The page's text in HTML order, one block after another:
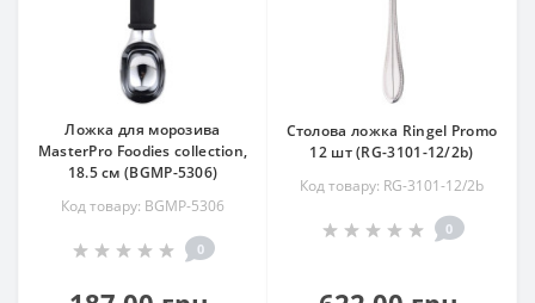
Ложка для морозива
MasterPro Foodies collection,
18.5 см (BGMP-5306)
Код товару: BGMP-5306
0
Столова ложка Ringel Promo
12 шт (RG-3101-12/2b)
Код товару: RG-3101-12/2b
0